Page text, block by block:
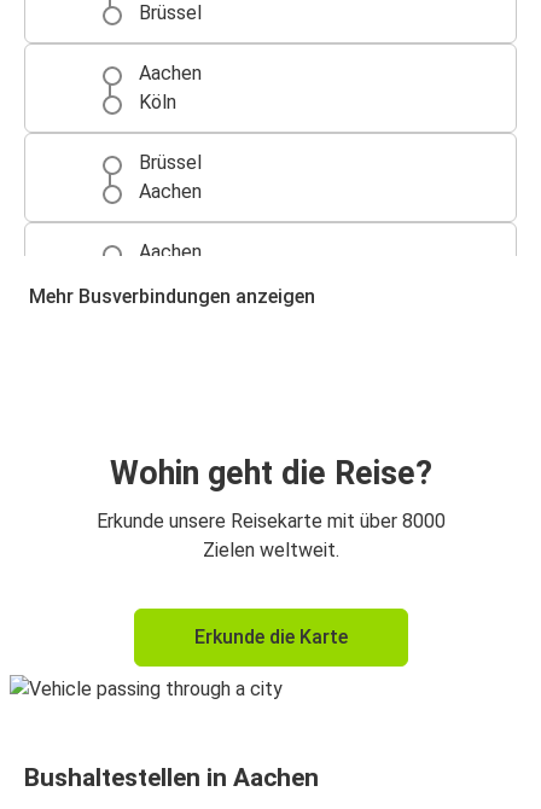
Brüssel
Aachen
Köln
Brüssel
Aachen
Aachen
Aachen
Paris
Aachen
Frankfurt
Amsterdam
Aachen
Mehr Busverbindungen anzeigen
Wohin geht die Reise?
Erkunde unsere Reisekarte mit über 8000
Zielen weltweit.
Erkunde die Karte
Bushaltestellen in Aachen